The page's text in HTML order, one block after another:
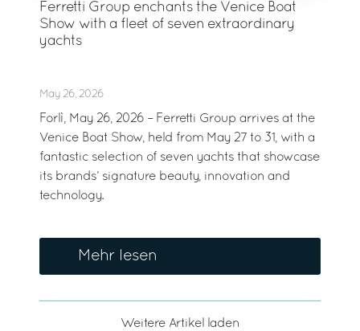
Ferretti Group enchants the Venice Boat
Show with a fleet of seven extraordinary
yachts
May 26, 2026
Forlì, May 26, 2026 – Ferretti Group arrives at the
Venice Boat Show, held from May 27 to 31, with a
fantastic selection of seven yachts that showcase
its brands’ signature beauty, innovation and
technology.
Mehr lesen
Weitere Artikel laden